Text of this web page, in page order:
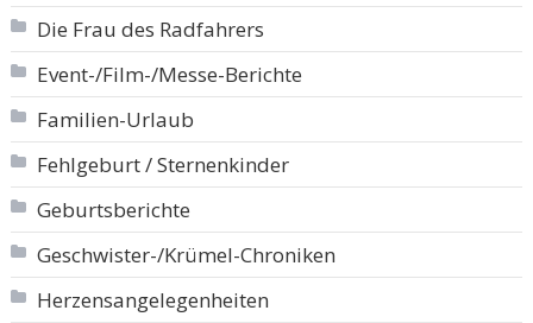
Die Frau des Radfahrers
Event-/Film-/Messe-Berichte
Familien-Urlaub
Fehlgeburt / Sternenkinder
Geburtsberichte
Geschwister-/Krümel-Chroniken
Herzensangelegenheiten